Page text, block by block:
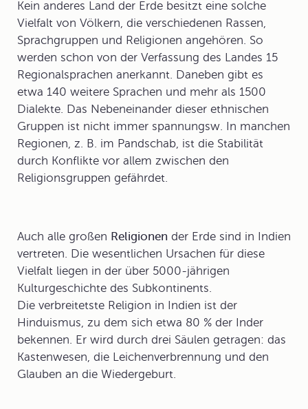
Kein anderes Land der Erde besitzt eine solche
Vielfalt von Völkern, die verschiedenen Rassen,
Sprachgruppen und Religionen angehören. So
werden schon von der Verfassung des Landes 15
Regionalsprachen anerkannt. Daneben gibt es
etwa 140 weitere Sprachen und mehr als 1500
Dialekte. Das Nebeneinander dieser ethnischen
Gruppen ist nicht immer spannungsw. In manchen
Regionen, z. B. im Pandschab, ist die Stabilität
durch Konflikte vor allem zwischen den
Religionsgruppen gefährdet.
Auch alle großen Religionen der Erde sind in Indien
vertreten. Die wesentlichen Ursachen für diese
Vielfalt liegen in der über 5000-jährigen
Kulturgeschichte des Subkontinents.
Die verbreitetste Religion in Indien ist der
Hinduismus, zu dem sich etwa 80 % der Inder
bekennen. Er wird durch drei Säulen getragen: das
Kastenwesen, die Leichenverbrennung und den
Glauben an die Wiedergeburt.